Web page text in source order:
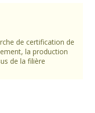
de certification de
la production
de la filière